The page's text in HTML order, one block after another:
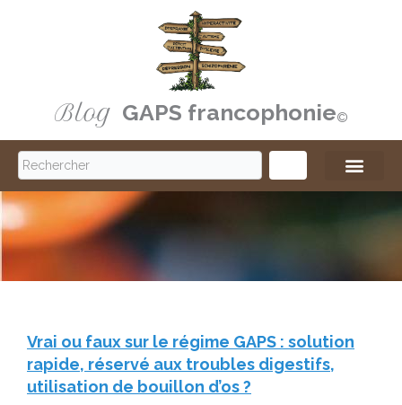
Blog GAPS francophonie©️
S
e
a
c
Vrai ou faux sur le régime GAPS : solution
rapide, réservé aux troubles digestifs,
utilisation de bouillon d’os ?